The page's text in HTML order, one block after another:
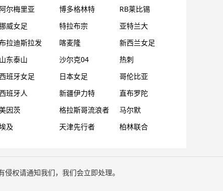
阿尔梅里亚
博多格林特
RB莱比锡
威女足
特拉布宗
亚特兰大
拉迪斯拉发
喀麦隆
新西兰女足
山东泰山
沙尔克04
热刺
班牙女足
日本女足
哥伦比亚
班牙人
新疆伊力特
直布罗陀
因茨
格拉斯哥流浪者
马尔默
及
天津先行者 柏林联合
权请通知我们，我们会立即处理。